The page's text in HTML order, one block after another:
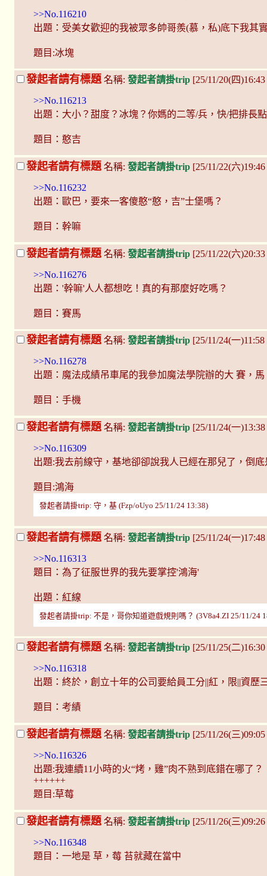
>>No.116210
出題：受美女歡迎的我被眾多帥哥羨(慕，私)底下我其
題目:冰塊
發起者請有標題 名稱: 發起者請掛trip [25/11/20(四
>>No.116213
出題：大小？甜度？冰塊？你媽的二等/兵，快/把排長
題目：憨吉
發起者請有標題 名稱: 發起者請掛trip [25/11/22(六
>>No.116232
出題：歐巴，要來一客傻憨“憨，吉”士堡嗎？
題目：幹嘛
發起者請有標題 名稱: 發起者請掛trip [25/11/22(六
>>No.116276
出題：'幹嘛'人人都想吃！真的有那麼好吃嗎？
題目：賽馬
發起者請有標題 名稱: 發起者請掛trip [25/11/24(一
>>No.116278
出題：魔法成績吊車尾的我參加魔法學院辦的大 賽，
題目：手機
發起者請有標題 名稱: 發起者請掛trip [25/11/24(一
>>No.116309
出題:我去前線守，基地卻卻說我人已經在那兒了，倒底
題目:鴻海
發起者請掛trip: 守，基 (Fzp/oUyo 25/11/24 13:38)
發起者請有標題 名稱: 發起者請掛trip [25/11/24(一
>>No.116313
題目：為了征服世界的我先要掌控'鴻海'
出題：紅線
發起者請掛trip: 不是，哥你知道遊戲規則嗎？ (3V8a4.ZI 25/11/24
發起者請有標題 名稱: 發起者請掛trip [25/11/25(二
>>No.116318
出題：終於，創立十年的公司要給員工分||紅，限||資歷
題目：考績
發起者請有標題 名稱: 發起者請掛trip [25/11/26(三
>>No.116326
出題:我連續11小時的火“烤，雞”肉不熟到底錯在哪了？
++++++
題目:草莓
發起者請有標題 名稱: 發起者請掛trip [25/11/26(三
>>No.116348
題目：一地是 草，莓 苔就藏在當中